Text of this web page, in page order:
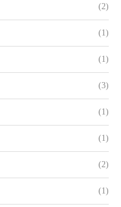
(2)
(1)
(1)
(3)
(1)
(1)
(2)
(1)